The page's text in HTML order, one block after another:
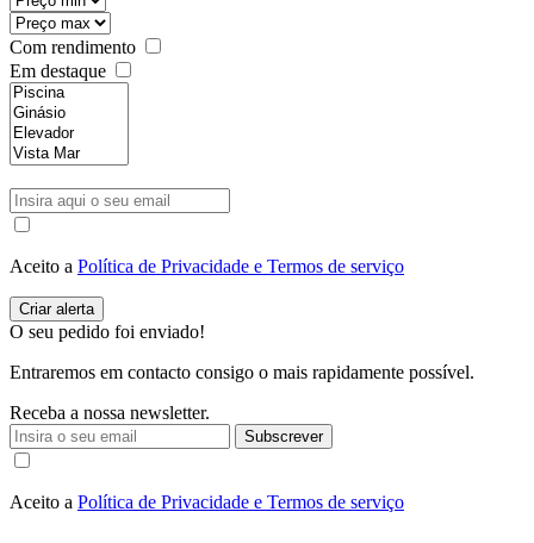
Com rendimento
Em destaque
Aceito a Política de Privacidade e Termos de serviço
O seu pedido foi enviado!
Entraremos em contacto consigo o mais rapidamente possível.
Receba a nossa newsletter.
Subscrever
Aceito a Política de Privacidade e Termos de serviço